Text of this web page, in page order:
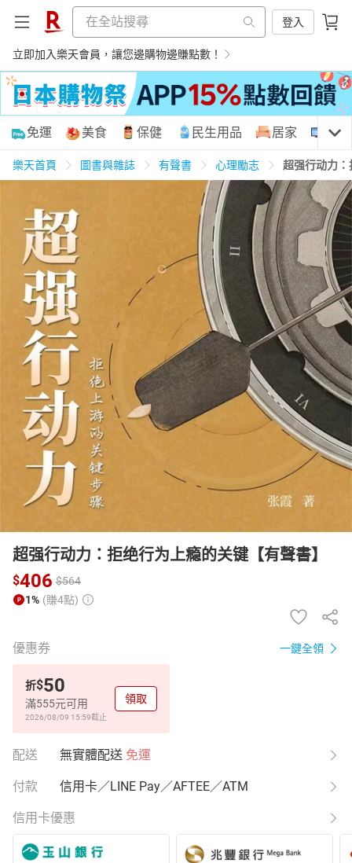
登入
立即加入樂天會員，讓您邊購物邊賺點數！
購物網分類
天天免運 養生保健 民生用品
居家生活 3C家電 運動休閒 親子玩具
女裝 化妝保養 情趣用品
日本購物 電子/紙本書
HOT
免運 美食 保健 民生用品 居家 3C
樂天首頁 圖書與雜誌 有聲書 心理勵志 超强行动力
超强行动力：拒绝行为上瘾的关键【有聲書】
$406 $564
1% (賺4點)
優惠券 一鍵全領
折$50
滿555元可用
2026/08/09 15:59截止
領取
配送 無實體配送 免運
付款 信用卡／LINE Pay／AFTEE／ATM
信用卡優惠